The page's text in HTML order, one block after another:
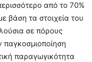
από το 70%
βάση τα στοιχεία του
σε πόρους
παραγωγικότητα